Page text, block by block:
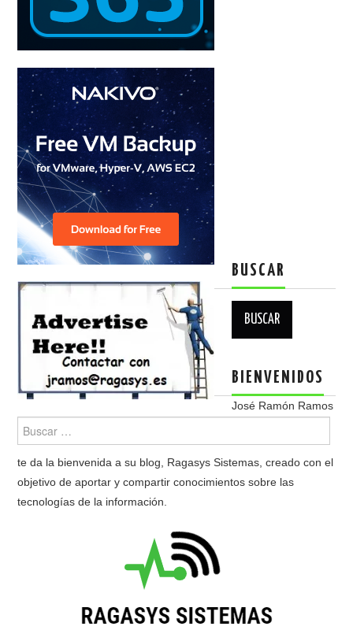
BUSCAR
BIENVENIDOS
José Ramón Ramos
te da la bienvenida a su blog, Ragasys Sistemas, creado con el
objetivo de aportar y compartir conocimientos sobre las
tecnologías de la información.